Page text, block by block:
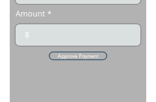
Amount
$
Approve Payment